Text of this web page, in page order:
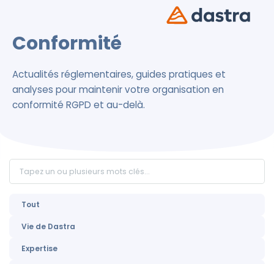
Conformité
Actualités réglementaires, guides pratiques et
analyses pour maintenir votre organisation en
conformité RGPD et au-delà.
Tout
Vie de Dastra
Expertise